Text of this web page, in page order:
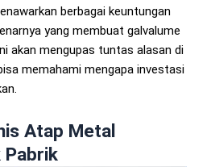
berbagai keuntungan
yang membuat galvalume
akan mengupas tuntas alasan di
memahami mengapa investasi
Atap Metal
Pabrik